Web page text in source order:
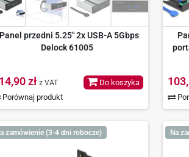
Panel przedni 5.25" 2x USB-A 5Gbps
Delock 61005
zł z VAT
Porównaj produkt
Do koszyka
zamówienie (3-4 dni robocze) Na